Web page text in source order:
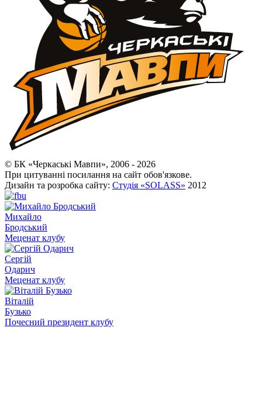
© БК «Черкаські Мавпи», 2006 - 2026
При цитуванні посилання на сайт обов'язкове.
Дизайн та розробка сайту: Студія «SOLASS» 2012
Михайло
Бродський
Меценат клубу
Сергій
Одарич
Меценат клубу
Віталій
Бузько
Почесний президент клубу